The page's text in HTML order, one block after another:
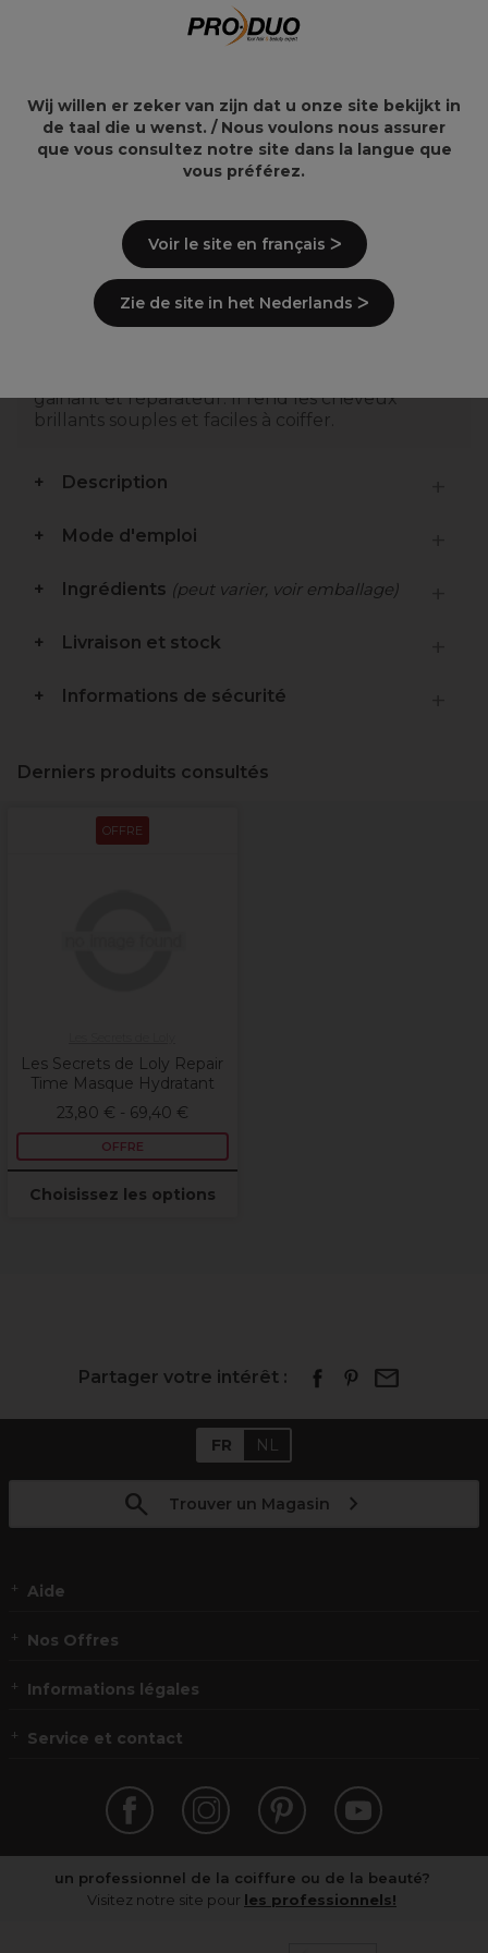
Kurl Nectar Primer
64,51€ 75,90€
Cocktail Curl Remedy
Spray Hydratant
30,94€ 36,40€
Points clés
L’huile de macadamia nourrit adoucit et
préserve la coloration.
L’huile végétale de jojoba revitalise et fait
gainant et réparateur. Il rend les cheveux
brillants souples et faciles à coiffer.
Description
Mode d'emploi
Ingrédients (peut varier, voir emballage)
Livraison et stock
Informations de sécurité
Derniers produits consultés
OFFRE
Les Secrets de Loly Repair
Time Masque Hydratant
23,80 € - 69,40 €
OFFRE
Choisissez les options
Partager votre intérêt :
FR NL
Trouver un Magasin
Aide
Nos Offres
Informations légales
Service et contact
un professionnel de la coiffure ou de la beauté?
Visitez notre site pour les professionnels!
Wij willen er zeker van zijn dat u onze site bekijkt in
de taal die u wenst. / Nous voulons nous assurer
que vous consultez notre site dans la langue que
vous préférez.
Voir le site en français ᐳ
Zie de site in het Nederlands ᐳ